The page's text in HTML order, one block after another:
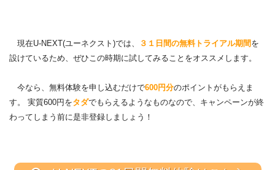
現在U-NEXT(ユーネクスト)では、 ３１日間の無料トライアル期間 を
設けているため、ぜひこの時期に試してみることをオススメします。
今なら、無料体験を申し込むだけで600円分のポイントがもらえま
す。 実質600円をタダでもらえるようなものなので、キャンペーンが終
わってしまう前に是非登録しましょう！